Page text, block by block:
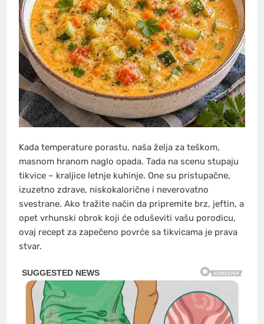
Kada temperature porastu, naša želja za teškom,
masnom hranom naglo opada. Tada na scenu stupaju
tikvice – kraljice letnje kuhinje. One su pristupačne,
izuzetno zdrave, niskokalorične i neverovatno
svestrane. Ako tražite način da pripremite brz, jeftin, a
opet vrhunski obrok koji će oduševiti vašu porodicu,
ovaj recept za zapečeno povrće sa tikvicama je prava
stvar.